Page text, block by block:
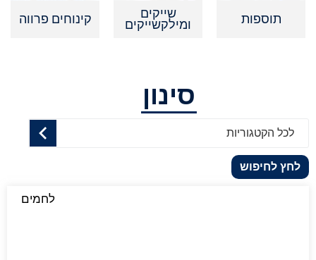
תוספות שייקים
ומילקשייקים קינוחים פרווה
סינון
לכל הקטגוריות
לחץ לחיפוש
לחמים